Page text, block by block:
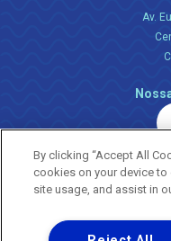
Av.
Uma
By clicking “Accept All
cookies on your device to
site usage, and assist in